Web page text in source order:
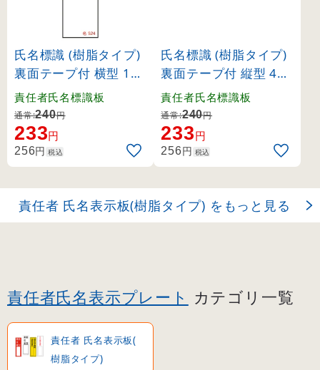
氏名標識 (樹脂タイプ)
裏面テープ付 横型 140
×40mm 管理責任者 (4
6524)
責任者氏名標識板
通常:240円
233円
256円 税込
氏名標識 (樹脂タイプ)
裏面テープ付 縦型 40×
140mm 火元取締責任
者 (46527)
責任者氏名標識板
通常:240円
233円
256円 税込
責任者 氏名表示板(樹脂タイプ) をもっと見る
責任者氏名表示プレート カテゴリ一覧
責任者 氏名表示板(
樹脂タイプ)